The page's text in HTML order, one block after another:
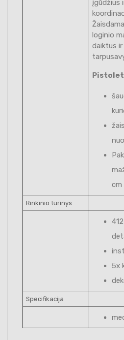
įgūdžius
loginio
daiktus
cm
Rinkinio turinys
5x
Specifikacija